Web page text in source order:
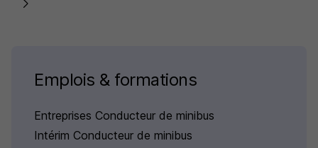
Emplois & formations
Entreprises Conducteur de minibus
Intérim Conducteur de minibus